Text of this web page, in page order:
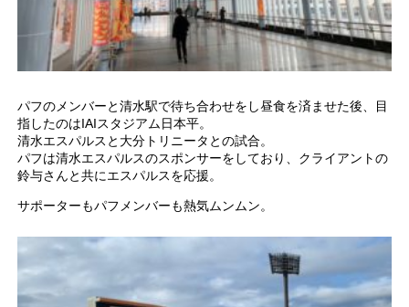
パフのメンバーと清水駅で待ち合わせをし昼食を済ませた後、目
指したのはIAIスタジアム日本平。
清水エスパルスと大分トリニータとの試合。
パフは清水エスパルスのスポンサーをしており、クライアントの
鈴与さんと共にエスパルスを応援。
サポーターもパフメンバーも熱気ムンムン。